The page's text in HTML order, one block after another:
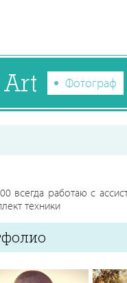
Art Фотограф
всегда работаю с
техники